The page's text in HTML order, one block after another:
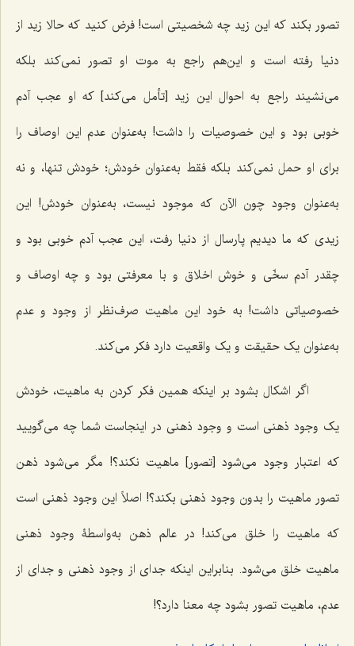
تصور بکند که این زید چه شخصیتی است! فرض کنید که حالا زید از
دنیا رفته است و این‌هم راجع به موت او تصور نمی‌کند بلکه
می‌نشیند راجع به احوال این زید [تأمل می‌کند] که او عجب آدم
خوبی بود و این خصوصیات را داشت! به‌عنوان عدم این اوصاف را
برای او حمل نمی‌کند بلکه فقط به‌عنوان خودش؛ خودش تنها، و نه
به‌عنوان وجود چون الآن که موجود نیست، به‌عنوان خودش! این
زیدی که ما دیدیم پارسال از دنیا رفت، این عجب آدم خوبی بود و
چقدر آدم سخّی و خوش اخلاق و با معرفتی بود و چه اوصاف و
خصوصیاتی داشت! به خود این ماهیت صرف‌نظر از وجود و عدم
به‌عنوان یک حقیقت و یک واقعیت دارد فکر می‌کند.
اگر اشکال بشود بر اینکه همین فکر کردن به ماهیت، خودش
یک وجود ذهنی است و وجود ذهنی در اینجاست شما چه می‌گویید
که اعتبار وجود می‌شود [تصور] ماهیت نکند؟! مگر می‌شود ذهن
تصور ماهیت را بدون وجود ذهنی بکند؟! اصلاً این وجود ذهنی است
که ماهیت را خلق می‌کند! در عالم ذهن به‌واسطۀ وجود ذهنی
ماهیت خلق می‌شود. بنابراین اینکه جدای از وجود ذهنی و جدای از
عدم، ماهیت تصور بشود چه معنا دارد؟!